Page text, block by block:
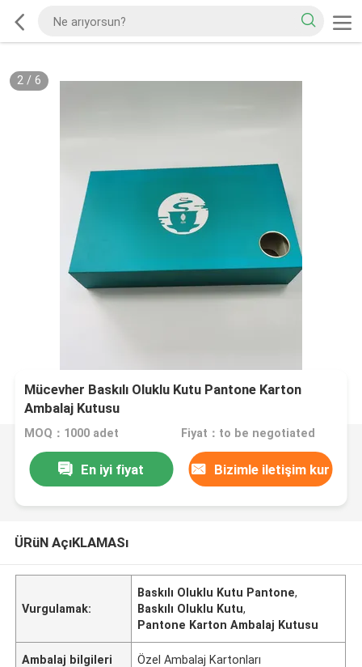
2/ 6
Mücevher Baskılı Oluklu Kutu Pantone Karton
Ambalaj Kutusu
MOQ：1000 adet Fiyat：to be negotiated
En iyi fiyat Bizimle iletişim kur
ÜRüN AçıKLAMASı
Vurgulamak:
Baskılı Oluklu Kutu Pantone,
Baskılı Oluklu Kutu,
Pantone Karton Ambalaj Kutusu
Ambalaj bilgileri Özel Ambalaj Kartonları